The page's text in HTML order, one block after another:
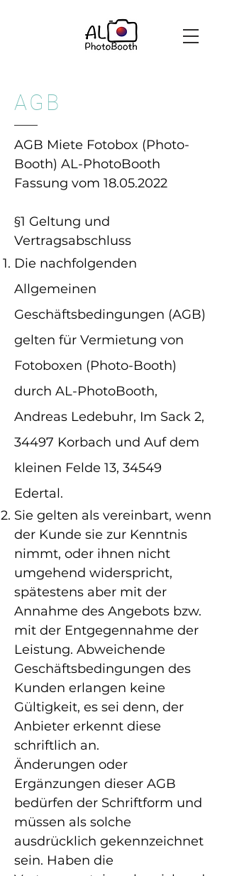
AGB
AGB Miete Fotobox (Photo-
Booth) AL-PhotoBooth
Fassung vom 18.05.2022
§1 Geltung und
Vertragsabschluss
Die nachfolgenden
Allgemeinen
Geschäftsbedingungen (AGB)
gelten für Vermietung von
Fotoboxen (Photo-Booth)
durch AL-PhotoBooth,
Andreas Ledebuhr, Im Sack 2,
34497 Korbach und Auf dem
kleinen Felde 13, 34549
Edertal.
Sie gelten als vereinbart, wenn
der Kunde sie zur Kenntnis
nimmt, oder ihnen nicht
umgehend widerspricht,
spätestens aber mit der
Annahme des Angebots bzw.
mit der Entgegennahme der
Leistung. Abweichende
Geschäftsbedingungen des
Kunden erlangen keine
Gültigkeit, es sei denn, der
Anbieter erkennt diese
schriftlich an.
Änderungen oder
Ergänzungen dieser AGB
bedürfen der Schriftform und
müssen als solche
ausdrücklich gekennzeichnet
sein. Haben die